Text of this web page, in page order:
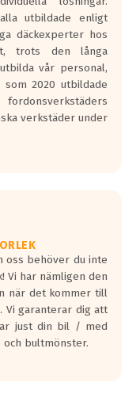
den
är
utbildade enligt
däckexperter hos
trots den långa
vår personal,
2020 utbildade
verkstäder under
oss behöver du inte
har nämligen den
när det kommer till
Vi garanterar dig att
just din bil / med
och bultmönster.